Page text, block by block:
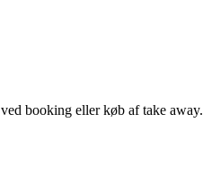
booking eller køb af take away.